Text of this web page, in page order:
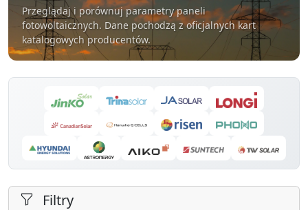
Przeglądaj i porównuj parametry paneli
fotowoltaicznych. Dane pochodzą z oficjalnych kart
katalogowych producentów.
Filtry